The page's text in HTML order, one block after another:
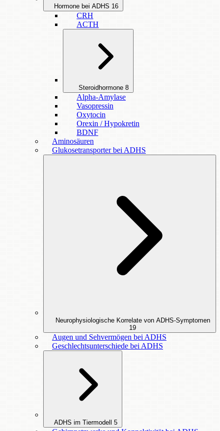
Hormone bei ADHS 16
CRH
ACTH
Steroidhormone 8
Alpha-Amylase
Vasopressin
Oxytocin
Orexin / Hypokretin
BDNF
Aminosäuren
Glukosetransporter bei ADHS
Neurophysiologische Korrelate von ADHS-Symptomen
19
Augen und Sehvermögen bei ADHS
Geschlechtsunterschiede bei ADHS
ADHS im Tiermodell 5